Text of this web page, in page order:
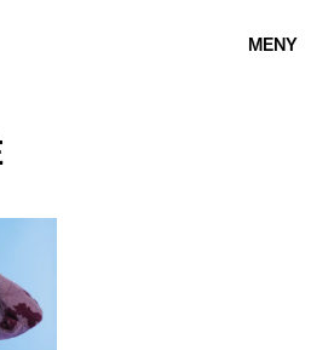
MENY